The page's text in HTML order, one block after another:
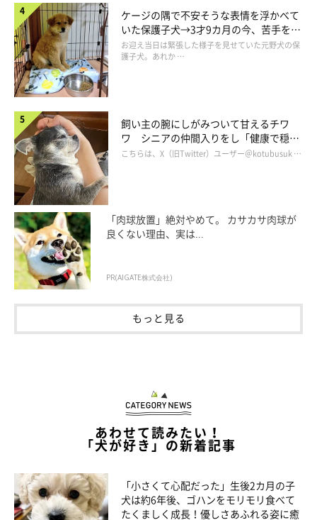
見上げる顔が本当に可愛い…。
ケージの隅で不安そうな表情を浮かべて
いた保護子犬→3才9カ月の今、苦手を克
服し頼もしいコに成長！
お迎え当日は緊張した様子を見せていた元野犬の保
護子犬。あれか …
飼い主の腕にしがみついて甘えるチワ
ワ シニアの仲間入りをし「健康で穏や
かな暮らしが続いてほしい」と願う
こちらは、X（旧Twitter）ユーザー＠kotubusuk …
「肉球放置」絶対やめて。 カサカサ肉球が
良くない理由、実は...
PR(AIGATE株式会社)
もっと見る
あわせて読みたい！
「犬が好き」の新着記事
「小さくて心配だった」生後2カ月の子
犬は約6年後、ゴハンをモリモリ食べて
たくましく成長！優しさあふれる姿に癒